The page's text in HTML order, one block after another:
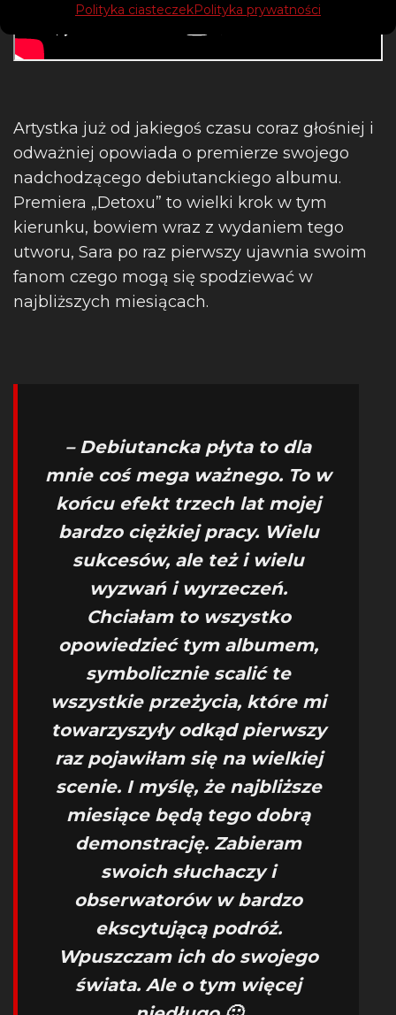
Polityka ciasteczekPolityka prywatności
Artystka już od jakiegoś czasu coraz głośniej i
odważniej opowiada o premierze swojego
nadchodzącego debiutanckiego albumu.
Premiera „Detoxu” to wielki krok w tym
kierunku, bowiem wraz z wydaniem tego
utworu, Sara po raz pierwszy ujawnia swoim
fanom czego mogą się spodziewać w
najbliższych miesiącach.
– Debiutancka płyta to dla
mnie coś mega ważnego. To w
końcu efekt trzech lat mojej
bardzo ciężkiej pracy. Wielu
sukcesów, ale też i wielu
wyzwań i wyrzeczeń.
Chciałam to wszystko
opowiedzieć tym albumem,
symbolicznie scalić te
wszystkie przeżycia, które mi
towarzyszyły odkąd pierwszy
raz pojawiłam się na wielkiej
scenie. I myślę, że najbliższe
miesiące będą tego dobrą
demonstrację. Zabieram
swoich słuchaczy i
obserwatorów w bardzo
ekscytującą podróż.
Wpuszczam ich do swojego
świata. Ale o tym więcej